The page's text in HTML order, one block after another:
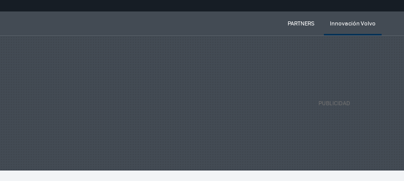
PARTNERS Innovación Volvo